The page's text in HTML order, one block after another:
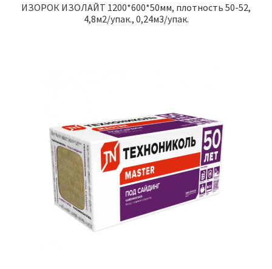
ИЗОРОК ИЗОЛАЙТ 1200*600*50мм, плотность 50-52,
4,8м2/упак., 0,24м3/упак.